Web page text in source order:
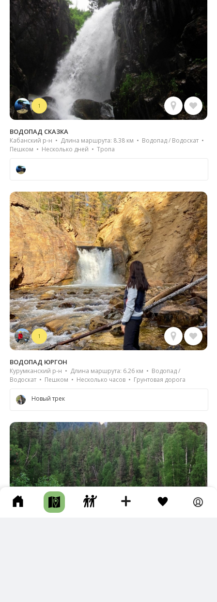
1
ВОДОПАД СКАЗКА
Кабанский р-н • Длина маршрута: 8.38 км • Водопад / Водоскат •
Пешком • Несколько дней • Тропа
1
ВОДОПАД ЮРГОН
Курумканский р-н • Длина маршрута: 6.26 км • Водопад /
Водоскат • Пешком • Несколько часов • Грунтовая дорога
Новый трек